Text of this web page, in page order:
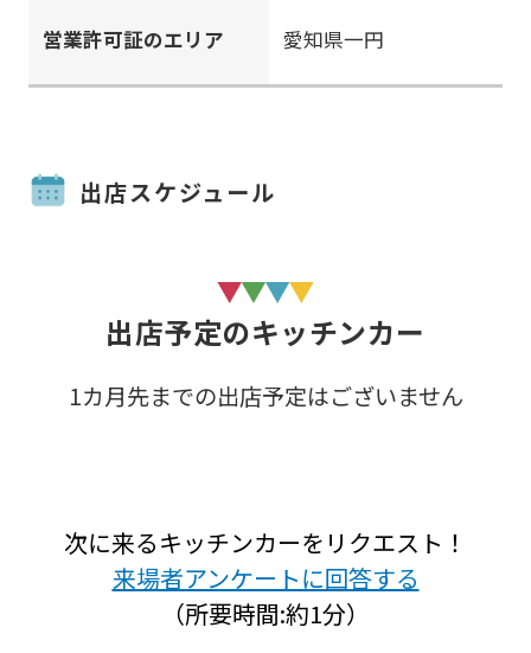
営業許可証のエリア 愛知県一円
出店スケジュール
出店予定のキッチンカー
1カ月先までの出店予定はございません
次に来るキッチンカーをリクエスト！
来場者アンケートに回答する
（所要時間:約1分）